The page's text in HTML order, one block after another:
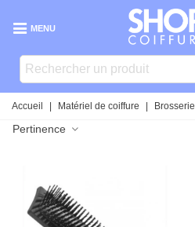
MENU
Accueil Matériel de coiffure Brosserie
Pertinence